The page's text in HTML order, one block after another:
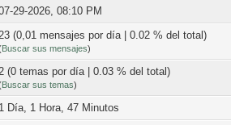
29-2026, 08:10 PM
(0,01 mensajes por día | 0.02 % del total)
Buscar sus mensajes)
(0 temas por día | 0.03 % del total)
Buscar sus temas)
1 Día, 1 Hora, 47 Minutos